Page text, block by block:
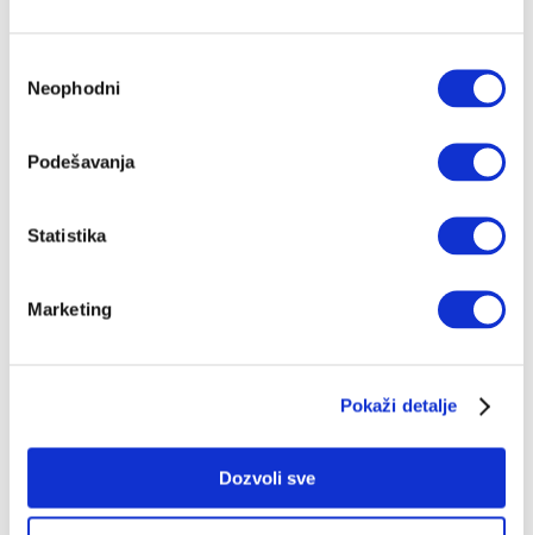
сагласности
Neophodni
Podešavanja
Statistika
Marketing
Pokaži detalje
Dozvoli sve